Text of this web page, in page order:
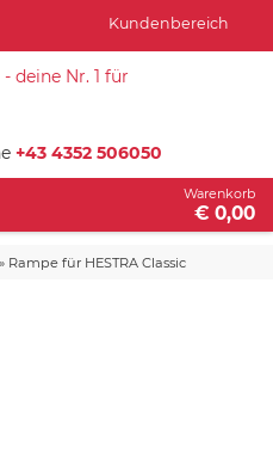
Kundenbereich
+43 4352 506050
Warenkorb
€ 0,00
» Rampe für HESTRA Classic